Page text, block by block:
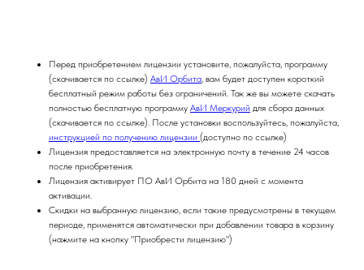
Перед приобретением лицензии установите, пожалуйста, программу
(скачивается по ссылке) АвИ Орбита, вам будет доступен короткий
бесплатный режим работы без ограничений. Так же вы можете скачать
полностью бесплатную программу АвИ Меркурий для сбора данных
(скачивается по ссылке). После установки воспользуйтесь, пожалуйста,
инструкцией по получению лицензии (доступно по ссылке)
Лицензия предоставляется на электронную почту в течение 24 часов
после приобретения.
Лицензия активирует ПО АвИ Орбита на 180 дней с момента
активации.
Скидки на выбранную лицензию, если такие предусмотрены в текущем
периоде, применятся автоматически при добавлении товара в корзину
(нажмите на кнопку "Приобрести лицензию")